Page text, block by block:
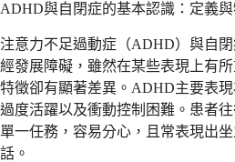
ADHD與自閉症的基本認識：定義
注意力不足過動症（ADHD）與自
經發展障礙，雖然在某些表現上有
特徵卻有顯著差異。ADHD主要表現
過度活躍以及衝動控制困難。患者
單一任務，容易分心，且常表現出
話。